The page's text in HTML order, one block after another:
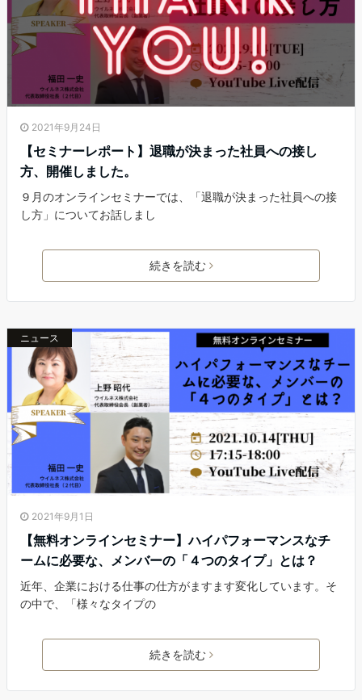
2021年9月24日
【セミナーレポート】退職が決まった社員への接し
方、開催しました。
９月のオンラインセミナーでは、「退職が決まった社員への接
し方」についてお話しまし
続きを読む
ニュース
2021年9月1日
【無料オンラインセミナー】ハイパフォーマンスなチ
ームに必要な、メンバーの「４つのタイプ」とは？
近年、企業における仕事の仕方がますます変化しています。そ
の中で、「様々なタイプの
続きを読む